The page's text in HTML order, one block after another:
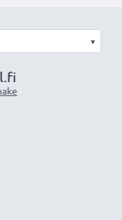
tuotteita, ja
▾